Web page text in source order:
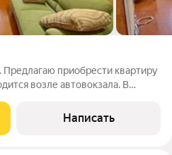
приобрести квартиру
возле автовокзала. В
часть города. Показ в
Написать